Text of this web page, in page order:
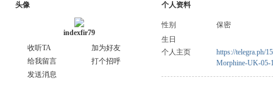
头像
indexfir79
收听TA
加为好友
给我留言
打个招呼
发送消息
个人资料
性别
保密
生日
个人主页
https://telegra.ph/
Morphine-UK-05-